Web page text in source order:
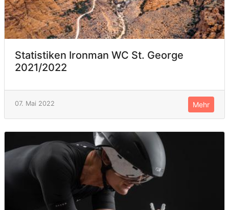
Statistiken Ironman WC St. George
2021/2022
07. Mai 2022 Mehr